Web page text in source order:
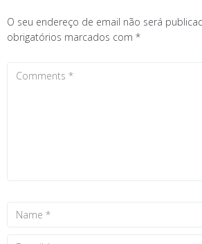
O seu endereço de email não será
obrigatórios marcados com *